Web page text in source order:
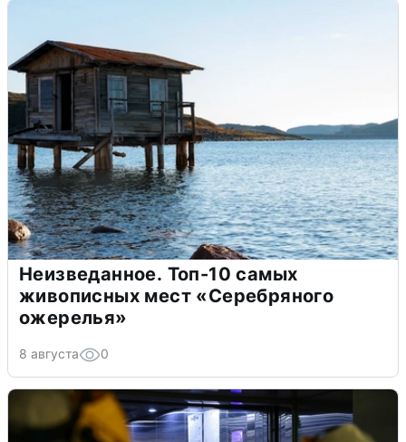
Неизведанное. Топ-10 самых
живописных мест «Серебряного
ожерелья»
8 августа 0